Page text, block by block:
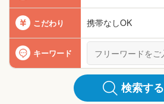
こだわり 携帯なしOK
キーワード
検索する